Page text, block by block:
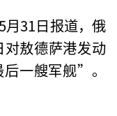
月31日报道，俄
敖德萨港发动
一艘军舰”。